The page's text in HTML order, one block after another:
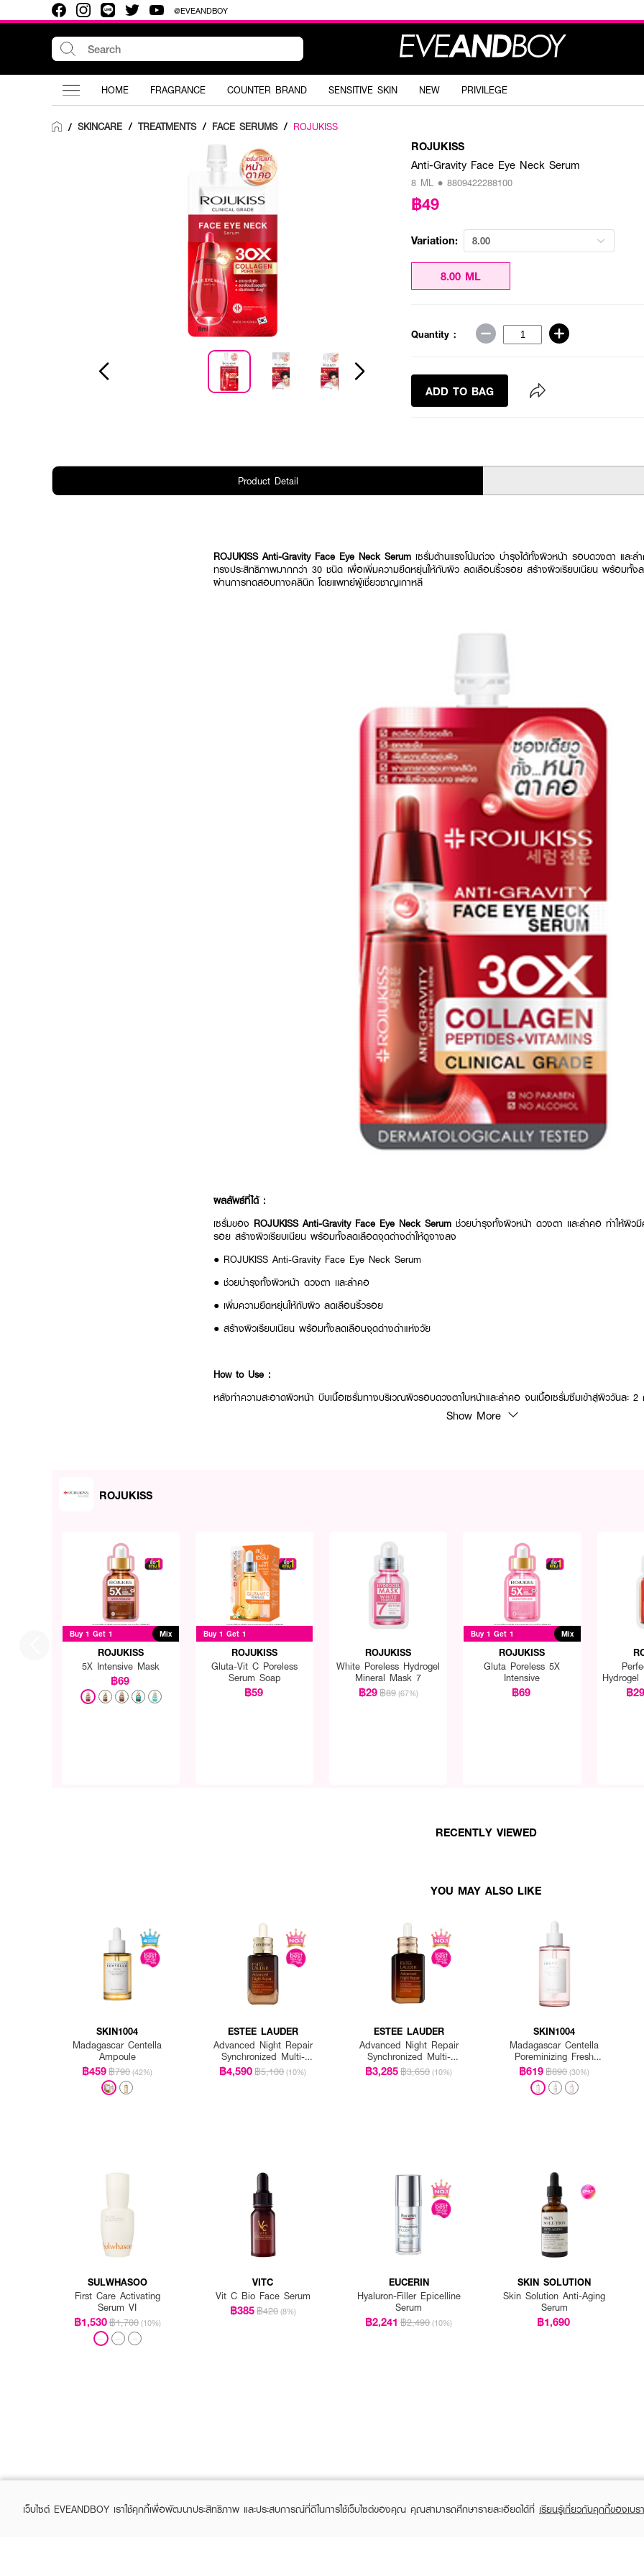
@EVEANDBOY
HOME FRAGRANCE COUNTER BRAND SENSITIVE SKIN NEW PRIVILEGE
/ SKINCARE / TREATMENTS / FACE SERUMS / ROJUKISS
ROJUKISS
Anti-Gravity Face Eye Neck Serum
8 ML • 8809422288100
฿49
Variation: 8.00
8.00 ML
Quantity :
ADD TO BAG
Product Detail
ROJUKISS Anti-Gravity Face Eye Neck Serum เซรั่มต้านแรงโน้มถ่วง บำรุงได้ทั้งผิวหน้า รอบดวงตา และ
ทรงประสิทธิภาพมากกว่า 30 ชนิด เพื่อเพิ่มความยืดหยุ่นให้กับผิว ลดเลือนริ้วรอย สร้างผิวเรียบเนียน พร้อมทั้ง
ผ่านการทดสอบทางคลินิก โดยแพทย์ผู้เชี่ยวชาญเกาหลี
ผลลัพธ์ที่ได้ :
เซรั่มของ ROJUKISS Anti-Gravity Face Eye Neck Serum ช่วยบำรุงทั้งผิวหน้า ดวงตา เเละลำคอ ทำให้ผิว
รอย สร้างผิวเรียบเนียน พร้อมทั้งลดเลือดจุดด่างดำให้ดูจางลง
● ROJUKISS Anti-Gravity Face Eye Neck Serum
● ช่วยบำรุงทั้งผิวหน้า ดวงตา เเละลำคอ
● เพิ่มความยืดหยุ่นให้กับผิว ลดเลือนริ้วรอย
● สร้างผิวเรียบเนียน พร้อมทั้งลดเลือนจุดด่างดำแห่งวัย
How to Use :
หลังทำความสะอาดผิวหน้า บีบเนื้อเซรั่มทางบริเวณผิวรอบดวงตาใบหน้าและลำคอ จนเนื้อเซรั่มซึมเข้าสู่ผิววันละ 2
Show More
ROJUKISS
Buy 1 Get 1 Mix
ROJUKISS
5X Intensive Mask
฿69
Buy 1 Get 1
ROJUKISS
Gluta-Vit C Poreless
Serum Soap
฿59
ROJUKISS
White Poreless Hydrogel
Mineral Mask 7
฿29฿89 (67%)
Buy 1 Get 1 Mix
ROJUKISS
Gluta Poreless 5X
Intensive
฿69 ฿29
RECENTLY VIEWED
YOU MAY ALSO LIKE
SKIN1004
Madagascar Centella
Ampoule
฿459฿790 (42%)
ESTEE LAUDER
Advanced Night Repair
Synchronized Multi-
Recovery Complex
฿4,590฿5,100 (10%)
ESTEE LAUDER
Advanced Night Repair
Synchronized Multi-
Recovery Complex
฿3,285฿3,650 (10%)
SKIN1004
Madagascar Centella
Poreminizing Fresh
Ampoule
฿619฿890 (30%)
SULWHASOO
First Care Activating
Serum VI
฿1,530฿1,700 (10%)
VITC
Vit C Bio Face Serum
฿385฿420 (8%)
EUCERIN
Hyaluron-Filler Epicelline
Serum
฿2,241 ฿2,490 (10%)
SKIN SOLUTION
Skin Solution Anti-Aging
Serum
฿1,690
เว็บไซต์ EVEANDBOY เราใช้คุกกี้เพื่อพัฒนาประสิทธิภาพ และประสบการณ์ที่ดีในการใช้เว็บไซต์ของคุณ คุณสามารถศึกษารายละเอียดได้ที่ เรียนรู้เกี่ยวกับคุกกี้ของเบร